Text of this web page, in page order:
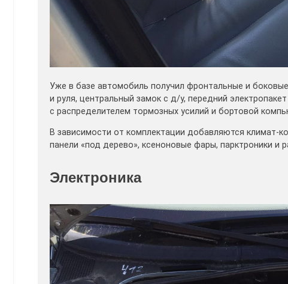
Уже в базе автомобиль получил фронтальные и
и руля, центральный замок с д/у, передний
с распределителем тормозных усилий и бортовой
В зависимости от комплектации добавляются климат-
панели «под дерево», ксеноновые фары, парктроники и
Электроника